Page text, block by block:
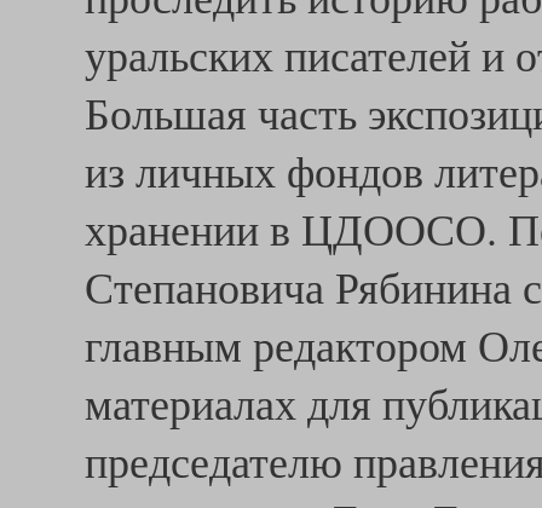
уральских писателей и
Большая часть
из личных фондов
хранении в ЦДООСО.
Степановича
главным редактором
материалах для
председателю